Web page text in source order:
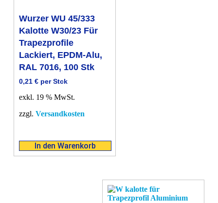
Wurzer WU 45/333
Kalotte W30/23 Für
Trapezprofile
Lackiert, EPDM-Alu,
RAL 7016, 100 Stk
0,21 € per Stck
exkl. 19 % MwSt.
zzgl. Versandkosten
In den Warenkorb